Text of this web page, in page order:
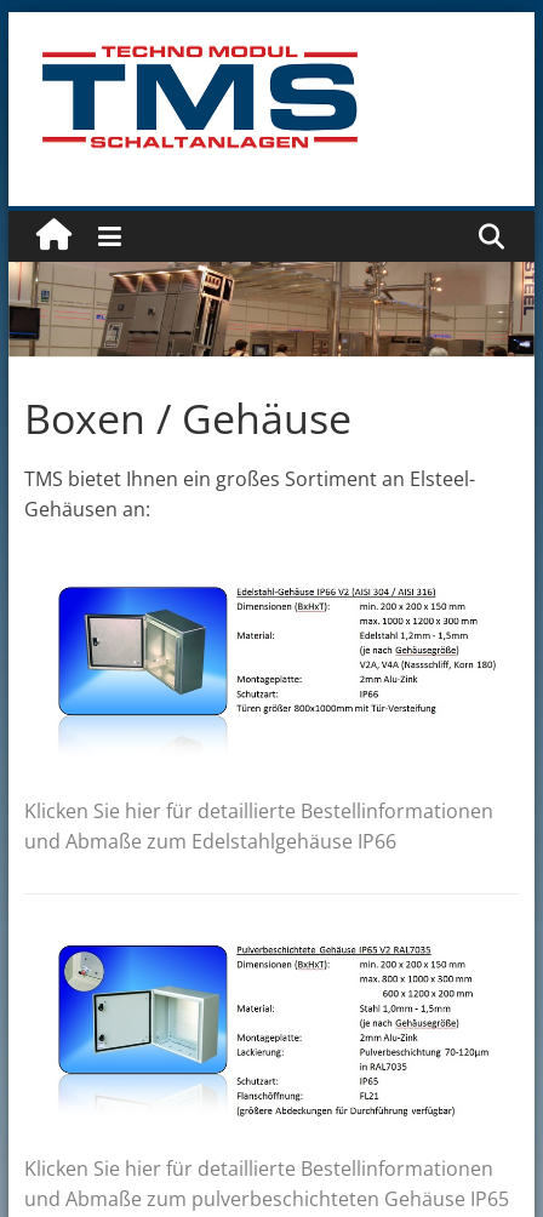
Inhalt
springen
Technomodul
GmbH
Boxen / Gehäuse
TMS bietet Ihnen ein großes Sortiment an Elsteel-
Gehäusen an:
Klicken Sie hier für detaillierte Bestellinformationen
und Abmaße zum Edelstahlgehäuse IP66
Klicken Sie hier für detaillierte Bestellinformationen
und Abmaße zum pulverbeschichteten Gehäuse IP65